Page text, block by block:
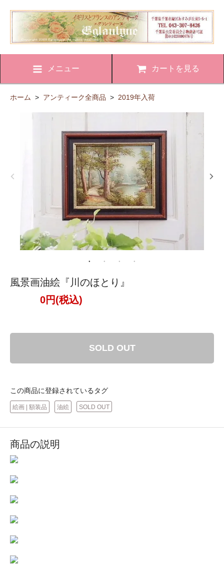
メニュー カートを見る
ホーム > アンティーク全商品 > 2019年入荷
風景画油絵『川のほとり』
0円(税込)
SOLD OUT
この商品に登録されているタグ
絵画 | 額装品 油絵 SOLD OUT
商品の説明